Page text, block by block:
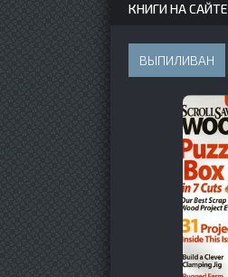
КНИГИ НА САЙТЕ
ВЫПИЛИВАН